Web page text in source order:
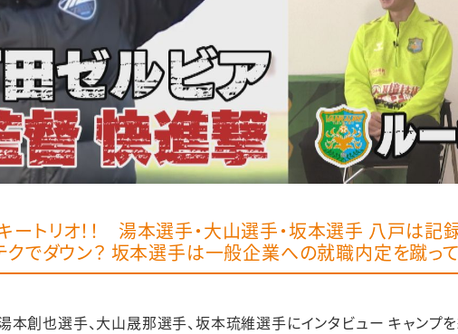
ートリオ！！ 湯本選手・大山選手・坂本選手 八戸は
クでダウン？ 坂本選手は一般企業への就職内定を蹴っ
創也選手、大山晟那選手、坂本琉維選手にインタビュー キャンプ